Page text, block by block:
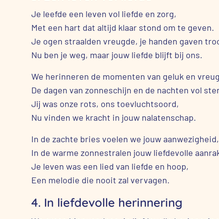
Je leefde een leven vol liefde en zorg,
Met een hart dat altijd klaar stond om te geven.
Je ogen straalden vreugde, je handen gaven
Nu ben je weg, maar jouw liefde blijft bij ons.
We herinneren de momenten van geluk en
De dagen van zonneschijn en de nachten vol
Jij was onze rots, ons toevluchtsoord,
Nu vinden we kracht in jouw nalatenschap.
In de zachte bries voelen we jouw aanwezigheid,
In de warme zonnestralen jouw liefdevolle
Je leven was een lied van liefde en hoop,
Een melodie die nooit zal vervagen.
4. In liefdevolle herinnering